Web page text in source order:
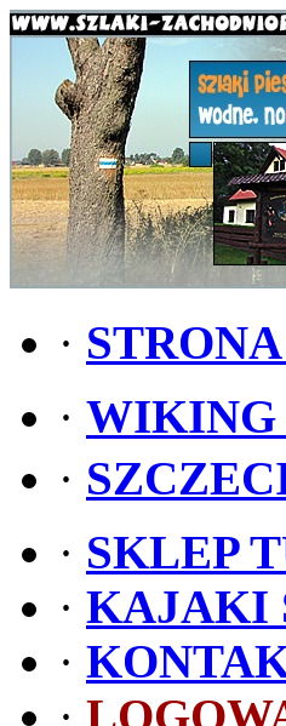
· STRONA
· WIKING
·
· SKLEP
· KAJAKI
·